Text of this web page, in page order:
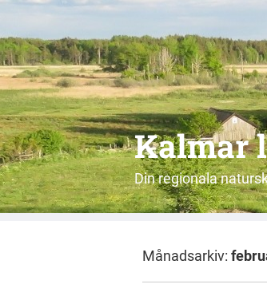
Kalmar
Din regionala
Månadsarkiv: